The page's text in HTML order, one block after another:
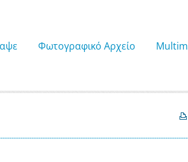
Φωτογραφικό Αρχείο